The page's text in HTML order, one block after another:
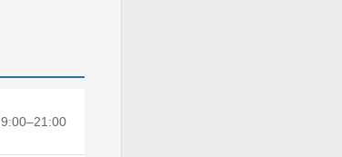
9:00–21:00